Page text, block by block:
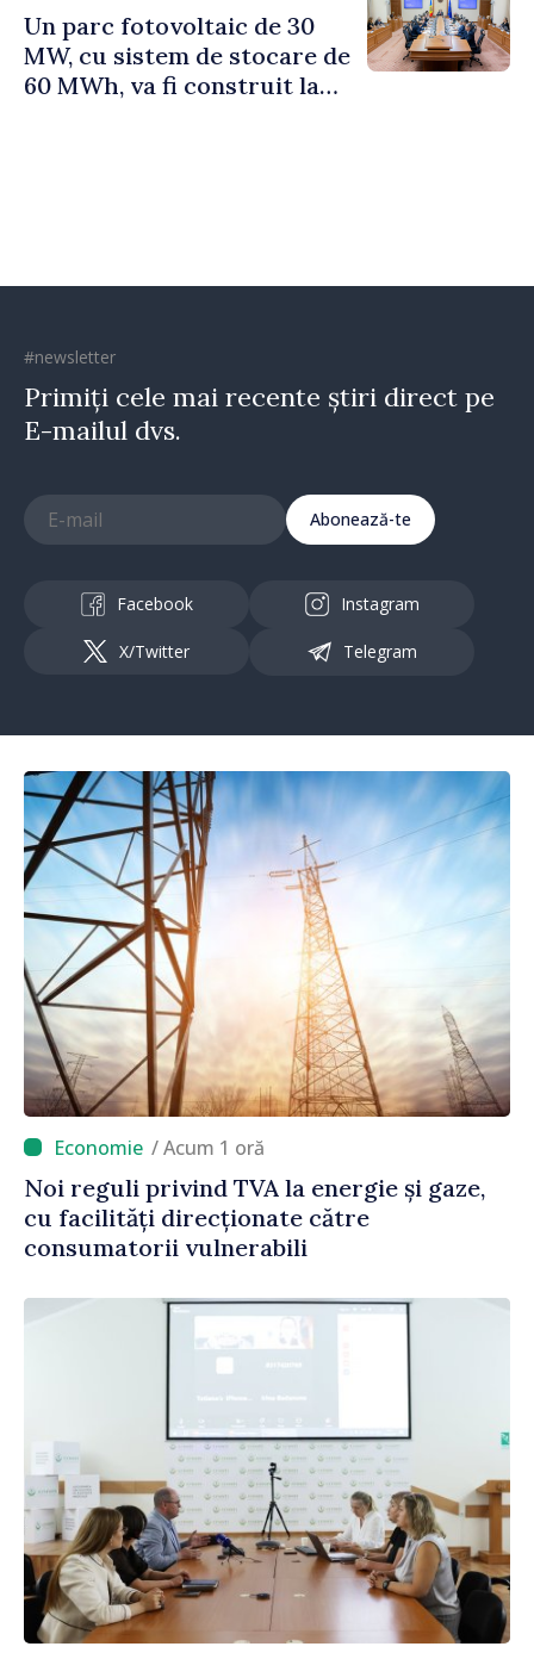
Un parc fotovoltaic de 30
MW, cu sistem de stocare de
60 MWh, va fi construit la
#newsletter
Primiți cele mai recente știri direct pe
E-mailul dvs.
Abonează-te
Facebook Instagram
X/Twitter Telegram
/ Acum 1 oră
Noi reguli privind TVA la energie și gaze,
cu facilități direcționate către
consumatorii vulnerabili